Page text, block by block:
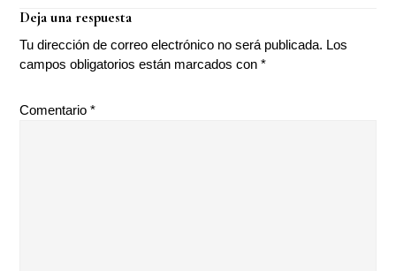
Interacciones
con
los
lectores
Deja una respuesta
Tu dirección de correo electrónico no será publicada. Los
campos obligatorios están marcados con*
Comentario*